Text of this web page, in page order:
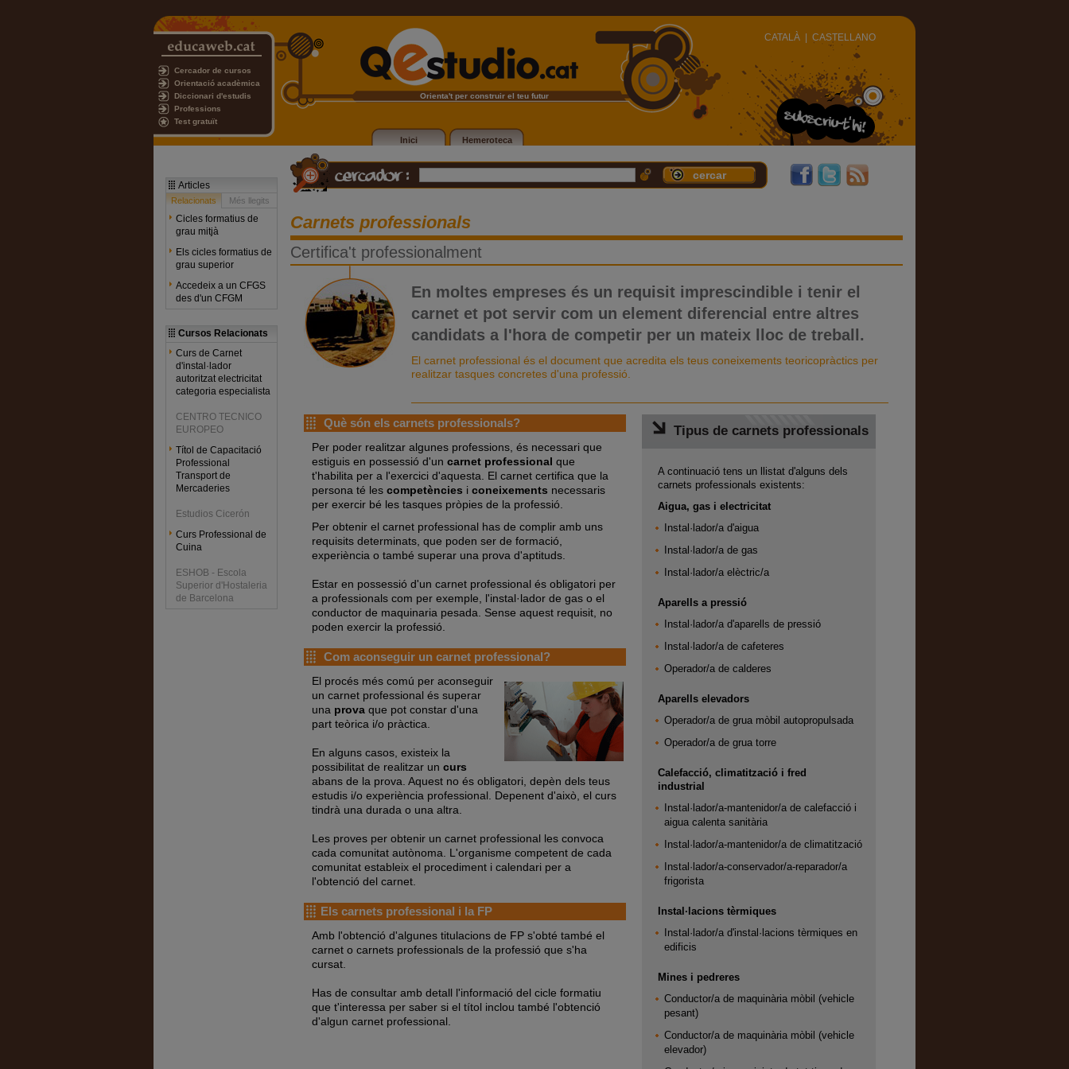
Cercador de cursos
Orientació acadèmica
Diccionari d'estudis
Professions
Test gratuït
Orienta't per construir el teu futur
Inici Hemeroteca
CATALÀ CASTELLANO
Articles
Relacionats Més llegits
Cicles formatius de
grau mitjà
Els cicles formatius de
grau superior
Accedeix a un CFGS
des d'un CFGM
Cursos Relacionats
Curs de Carnet
d'instal·lador
autoritzat electricitat
categoria especialista
CENTRO TECNICO
EUROPEO
Títol de Capacitació
Professional
Transport de
Mercaderies
Estudios Cicerón
Curs Professional de
Cuina
ESHOB - Escola
Superior d'Hostaleria
de Barcelona
Carnets professionals
Certifica't professionalment
En moltes empreses és un requisit imprescindible i tenir el
carnet et pot servir com un element diferencial entre altres
candidats a l'hora de competir per un mateix lloc de treball.
El carnet professional és el document que acredita els teus coneixements teoricopràctics per
realitzar tasques concretes d'una professió.
Què són els carnets professionals?
Per poder realitzar algunes professions, és necessari que
estiguis en possessió d'un carnet professional que
t'habilita per a l'exercici d'aquesta. El carnet certifica que la
persona té les competències i coneixements necessaris
per exercir bé les tasques pròpies de la professió.
Per obtenir el carnet professional has de complir amb uns
requisits determinats, que poden ser de formació,
experiència o també superar una prova d'aptituds.
Estar en possessió d'un carnet professional és obligatori per
a professionals com per exemple, l'instal·lador de gas o el
conductor de maquinaria pesada. Sense aquest requisit, no
poden exercir la professió.
Com aconseguir un carnet professional?
El procés més comú per aconseguir
un carnet professional és superar
una prova que pot constar d'una
part teòrica i/o pràctica.
En alguns casos, existeix la
possibilitat de realitzar un curs
abans de la prova. Aquest no és obligatori, depèn dels teus
estudis i/o experiència professional. Depenent d'això, el curs
tindrà una durada o una altra.
Les proves per obtenir un carnet professional les convoca
cada comunitat autònoma. L'organisme competent de cada
comunitat estableix el procediment i calendari per a
l'obtenció del carnet.
Els carnets professional i la FP
Amb l'obtenció d'algunes titulacions de FP s'obté també el
carnet o carnets professionals de la professió que s'ha
cursat.
Has de consultar amb detall l'informació del cicle formatiu
que t'interessa per saber si el títol inclou també l'obtenció
d'algun carnet professional.
Tipus de carnets professionals
A continuació tens un llistat d'alguns dels
carnets professionals existents:
Aigua, gas i electricitat
Instal·lador/a d'aigua
Instal·lador/a de gas
Instal·lador/a elèctric/a
Aparells a pressió
Instal·lador/a d'aparells de pressió
Instal·lador/a de cafeteres
Operador/a de calderes
Aparells elevadors
Operador/a de grua mòbil autopropulsada
Operador/a de grua torre
Calefacció, climatització i fred
industrial
Instal·lador/a-mantenidor/a de calefacció i
aigua calenta sanitària
Instal·lador/a-mantenidor/a de climatització
Instal·lador/a-conservador/a-reparador/a
frigorista
Instal·lacions tèrmiques
Instal·lador/a d'instal·lacions tèrmiques en
edificis
Mines i pedreres
Conductor/a de maquinària mòbil (vehicle
pesant)
Conductor/a de maquinària mòbil (vehicle
elevador)